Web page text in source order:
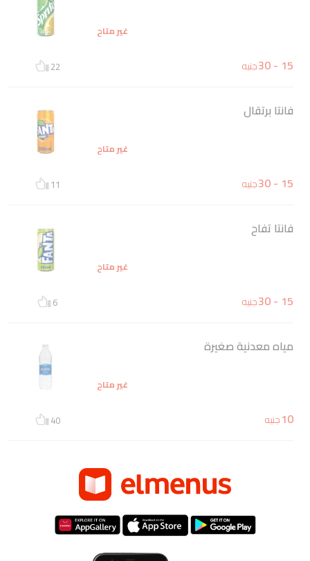
غير متاح
15 - 30 جنيه 22
فانتا برتقال
غير متاح
15 - 30 جنيه 11
فانتا تفاح
غير متاح
15 - 30 جنيه 6
مياه معدنية صغيرة
غير متاح
10جنيه 40